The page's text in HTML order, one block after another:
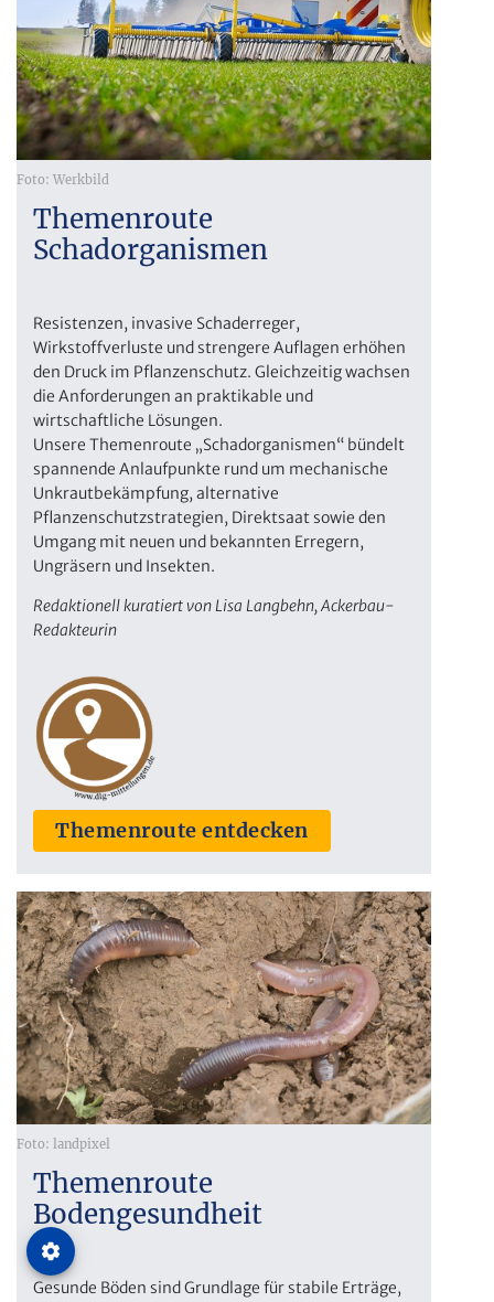
Foto: Werkbild
Themenroute
Schadorganismen
Resistenzen, invasive Schaderreger,
Wirkstoffverluste und strengere Auflagen erhöhen
den Druck im Pflanzenschutz. Gleichzeitig wachsen
die Anforderungen an praktikable und
wirtschaftliche Lösungen.
Unsere Themenroute „Schadorganismen“ bündelt
spannende Anlaufpunkte rund um mechanische
Unkrautbekämpfung, alternative
Pflanzenschutzstrategien, Direktsaat sowie den
Umgang mit neuen und bekannten Erregern,
Ungräsern und Insekten.
Redaktionell kuratiert von Lisa Langbehn, Ackerbau-
Redakteurin
Themenroute entdecken
Foto: landpixel
Themenroute
Bodengesundheit
Gesunde Böden sind Grundlage für stabile Erträge,